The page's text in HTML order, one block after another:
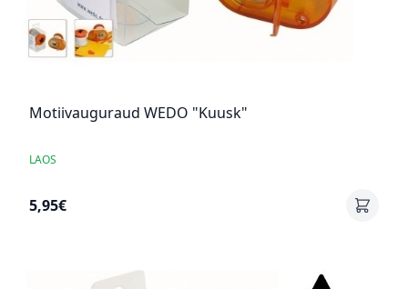
Motiivauguraud WEDO "Kuusk"
LAOS
5,95€